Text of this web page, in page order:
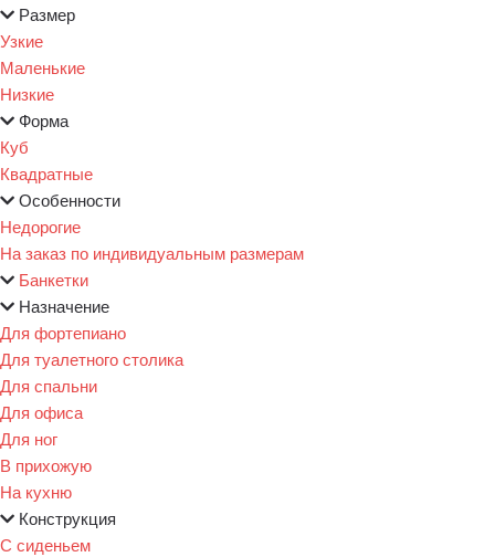
Размер
Узкие
Маленькие
Низкие
Форма
Куб
Квадратные
Особенности
Недорогие
На заказ по индивидуальным размерам
Банкетки
Назначение
Для фортепиано
Для туалетного столика
Для спальни
Для офиса
Для ног
В прихожую
На кухню
Конструкция
С сиденьем